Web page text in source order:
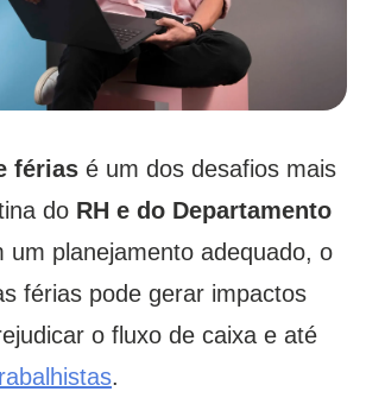
férias é um dos desafios mais
do RH e do Departamento
um planejamento adequado, o
férias pode gerar impactos
o fluxo de caixa e até
.